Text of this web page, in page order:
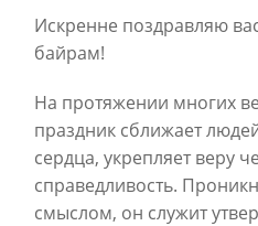
Искренне поздравляю
байрам!
На протяжении многих
праздник сближает
сердца, укрепляет веру
справедливость.
смыслом, он служит